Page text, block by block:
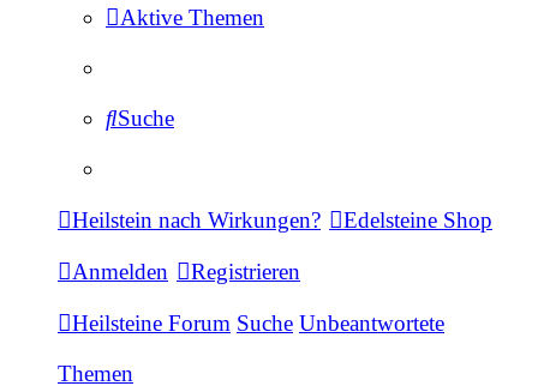
Aktive Themen
Suche
Heilstein nach Wirkungen? Edelsteine Shop
Anmelden Registrieren
Heilsteine Forum Suche Unbeantwortete
Themen